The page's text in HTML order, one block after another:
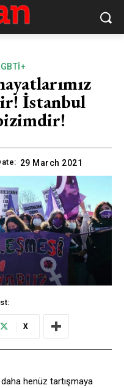
İstanbul
29 March 2021
X
henüz tartışmaya